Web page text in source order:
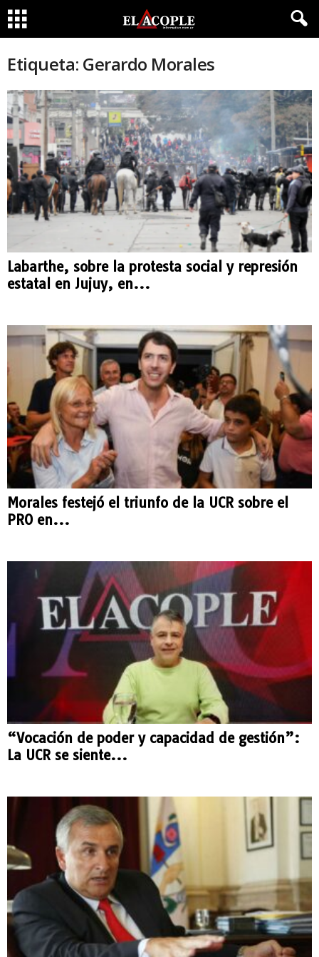
Etiqueta: Gerardo Morales
Labarthe, sobre la protesta social y represión
estatal en Jujuy, en...
Morales festejó el triunfo de la UCR sobre el
PRO en...
“Vocación de poder y capacidad de gestión”:
La UCR se siente...